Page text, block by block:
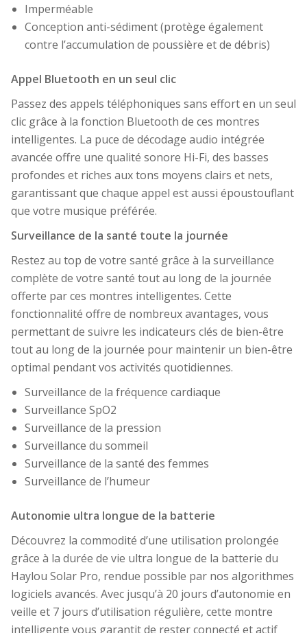
Imperméable
Conception anti-sédiment (protège également
contre l’accumulation de poussière et de débris)
Appel Bluetooth en un seul clic
Passez des appels téléphoniques sans effort en un seul
clic grâce à la fonction Bluetooth de ces montres
intelligentes. La puce de décodage audio intégrée
avancée offre une qualité sonore Hi-Fi, des basses
profondes et riches aux tons moyens clairs et nets,
garantissant que chaque appel est aussi époustouflant
que votre musique préférée.
Surveillance de la santé toute la journée
Restez au top de votre santé grâce à la surveillance
complète de votre santé tout au long de la journée
offerte par ces montres intelligentes. Cette
fonctionnalité offre de nombreux avantages, vous
permettant de suivre les indicateurs clés de bien-être
tout au long de la journée pour maintenir un bien-être
optimal pendant vos activités quotidiennes.
Surveillance de la fréquence cardiaque
Surveillance SpO2
Surveillance de la pression
Surveillance du sommeil
Surveillance de la santé des femmes
Surveillance de l’humeur
Autonomie ultra longue de la batterie
Découvrez la commodité d’une utilisation prolongée
grâce à la durée de vie ultra longue de la batterie du
Haylou Solar Pro, rendue possible par nos algorithmes
logiciels avancés. Avec jusqu’à 20 jours d’autonomie en
veille et 7 jours d’utilisation régulière, cette montre
intelligente vous garantit de rester connecté et actif